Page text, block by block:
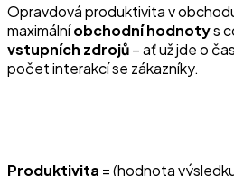
Opravdová produktivita v
maximálníobchodní hodnotys
vstupních zdrojů– ať už jde o
počet interakcí se zákazníky.
Produktivita = (hodnota